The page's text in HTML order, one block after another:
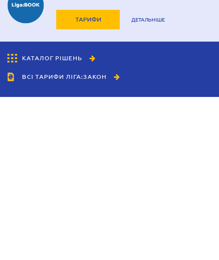
ТАРИФИ ДЕТАЛЬНІШЕ
КАТАЛОГ РІШЕНЬ
ВСІ ТАРИФИ ЛІГА:ЗАКОН